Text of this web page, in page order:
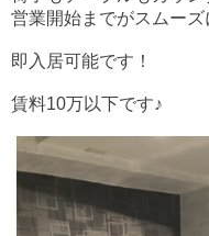
営業開始までがスムー
即入居可能です！
賃料10万以下です♪